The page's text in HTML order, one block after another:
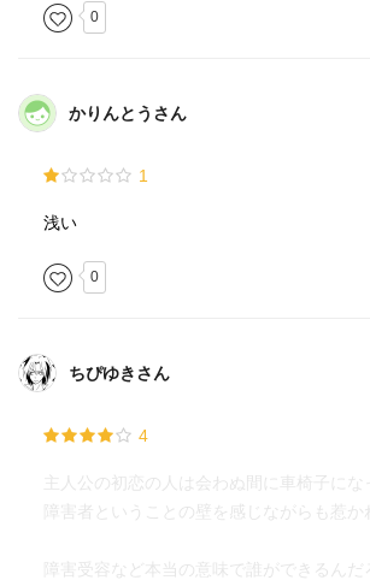
0
かりんとうさん
1
浅い
0
ちぴゆきさん
4
主人公の初恋の人は会わぬ間に車椅子にな
障害者ということの壁を感じながらも惹か
障害受容など本当の意味で誰ができるんだ